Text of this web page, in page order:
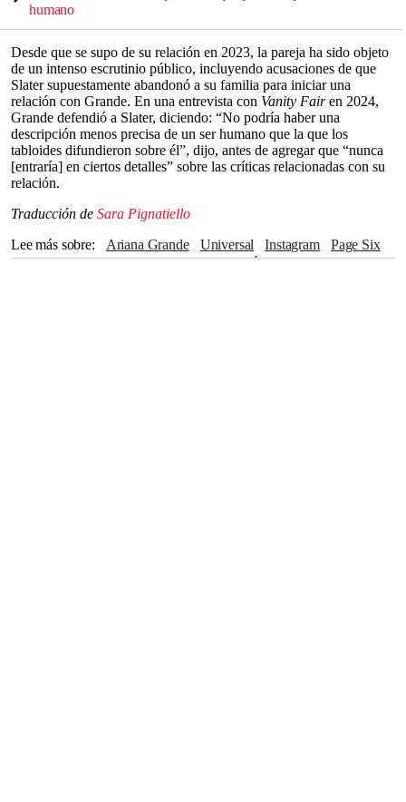
humano
Desde que se supo de su relación en 2023, la pareja ha sido objeto
de un intenso escrutinio público, incluyendo acusaciones de que
Slater supuestamente abandonó a su familia para iniciar una
relación con Grande. En una entrevista con Vanity Fairen 2024,
Grande defendió a Slater, diciendo: “No podría haber una
descripción menos precisa de un ser humano que la que los
tabloides difundieron sobre él”, dijo, antes de agregar que “nunca
[entraría] en ciertos detalles” sobre las críticas relacionadas con su
relación.
Traducción de Sara Pignatiello
Lee más sobre
Ariana Grande Universal Instagram
Page Six